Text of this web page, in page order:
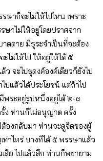
ษาก็จะไม่ให้ไปไหน เพราะ
ษาไม่ให้อยู่โดยปราศจาก
ดตาย มีธุระจำเป็นที่จะต้อง
ไม่ให้ไป ให้อยู่ให้ได้ ๕
จะไปธุดงค์องค์เดียวก็ยังไป
ปแล้วได้ประโยชน์ แต่ถ้าไป
พระอยู่รูปหนึ่งอยู่ได้ ๒-๓
ง ท่านก็ไม่อนุญาต ครั้ง
องกลับมา ท่านจะดูจิตของผู้
าไหร่ บางทีได้ ๕ พรรษาแล้ว
สีย ไปแล้วสึก ท่านก็พยายาม